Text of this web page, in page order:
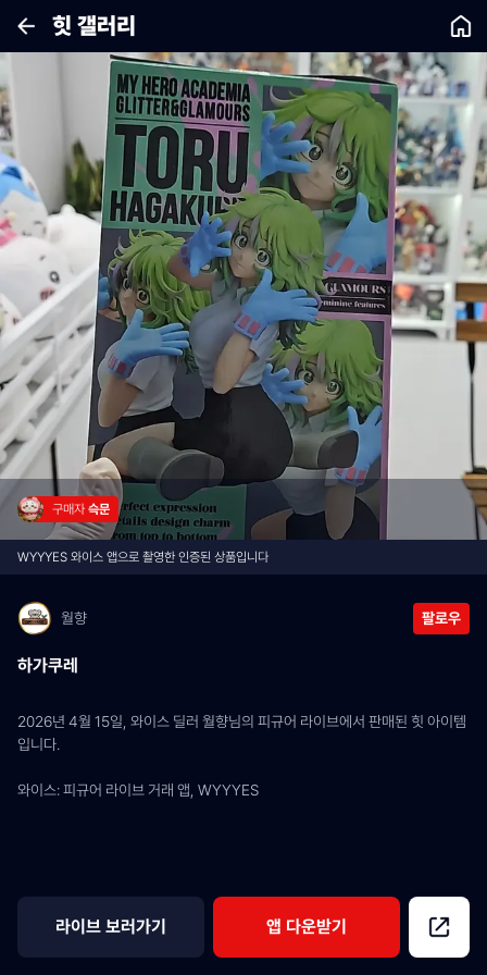
힛 갤러리
구매자 슥문
WYYYES 와이스 앱으로 촬영한 인증된 상품입니다
월향 팔로우
하가쿠레
2026년 4월 15일, 와이스 딜러 월향님의 피규어 라이브에서 판매된 힛 아이템
입니다.
와이스: 피규어 라이브 거래 앱, WYYYES
라이브 보러가기 앱 다운받기